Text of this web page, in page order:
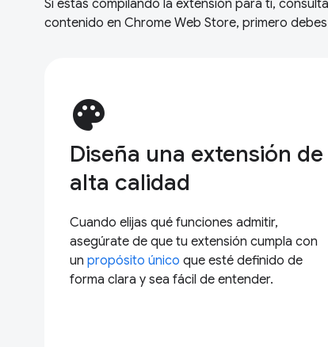
Si estás compilando la extensión para ti,
contenido en Chrome Web Store, primero
palette
Diseña una extensión de
alta calidad
Cuando elijas qué funciones admitir,
asegúrate de que tu extensión cumpla con
un propósito único que esté definido de
forma clara y sea fácil de entender.